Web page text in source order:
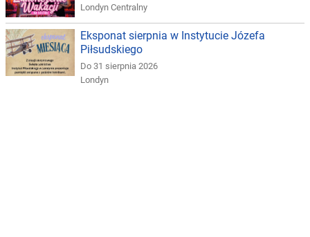
Londyn Centralny
Eksponat sierpnia w Instytucie Józefa
Piłsudskiego
Do 31 sierpnia 2026
Londyn